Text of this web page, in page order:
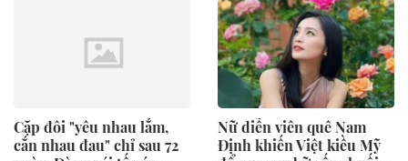
Cặp đôi "yêu nhau lắm,
cắn nhau đau" chỉ sau 72
Nữ diễn viên quê Nam
Định khiến Việt kiều Mỹ